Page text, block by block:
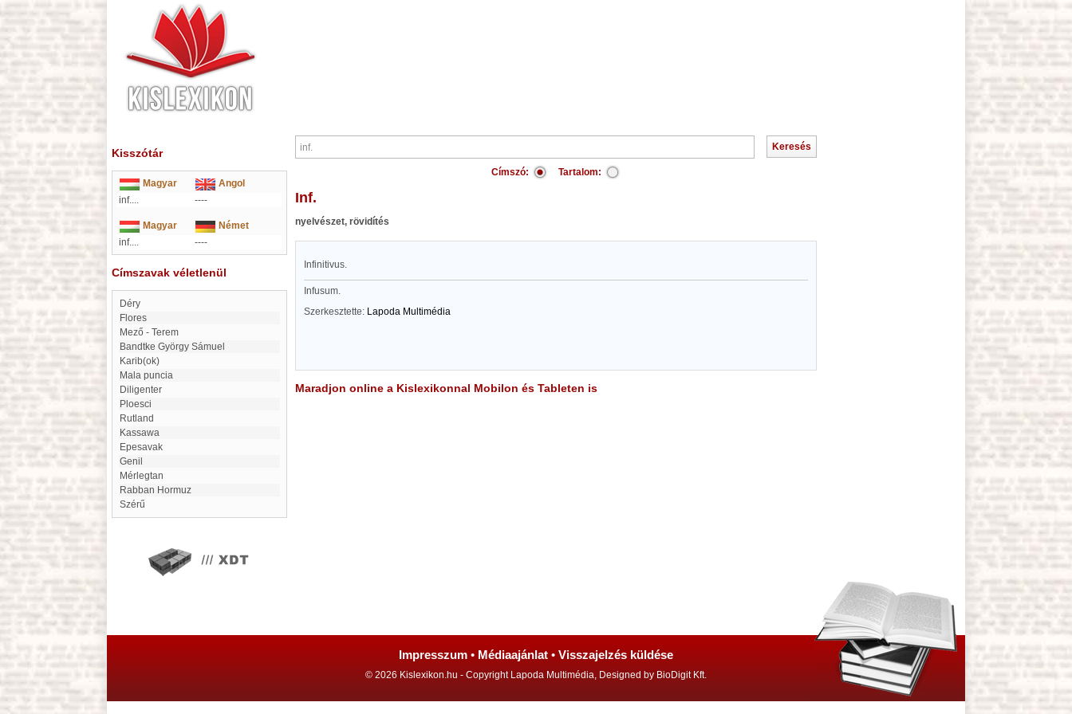
Kisszótár
Magyar
Angol
inf....
----
Magyar
Német
inf....
----
Címszavak véletlenül
Déry
Flores
Mező - Terem
Bandtke György Sámuel
karib(ok)
Mala puncia
diligenter
Ploesci
Rutland
kassawa
epesavak
Genil
Mérlegtan
Rabban Hormuz
szérű
Címszó: Tartalom:
inf.
nyelvészet, rövidítés
Infinitivus.
Infusum.
Szerkesztette: Lapoda Multimédia
Maradjon online a Kislexikonnal Mobilon és Tableten is
Impresszum • Médiaajánlat • Visszajelzés küldése
© 2026 Kislexikon.hu - Copyright Lapoda Multimédia, Designed by BioDigit Kft.